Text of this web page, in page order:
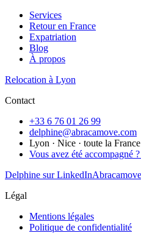
Services
Retour en France
Expatriation
Blog
À propos
Relocation à Lyon
Contact
+33 6 76 01 26 99
delphine@abracamove.com
Lyon · Nice · toute la France
Vous avez été accompagné
Delphine sur LinkedIn
Légal
Mentions légales
Politique de confidentialité